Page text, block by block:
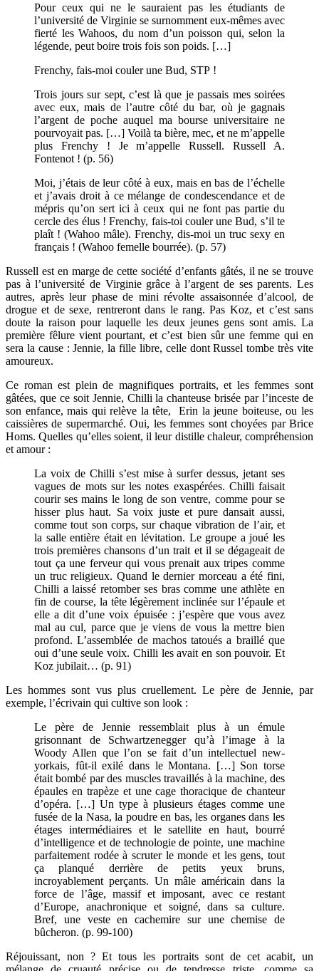
Pour ceux qui ne le sauraient pas les étudiants de
l’université de Virginie se surnomment eux-mêmes avec
fierté les Wahoos, du nom d’un poisson qui, selon la
légende, peut boire trois fois son poids. […]
Frenchy, fais-moi couler une Bud, STP !
Trois jours sur sept, c’est là que je passais mes soirées
avec eux, mais de l’autre côté du bar, où je gagnais
l’argent de poche auquel ma bourse universitaire ne
pourvoyait pas. […] Voilà ta bière, mec, et ne m’appelle
plus Frenchy ! Je m’appelle Russell. Russell A.
Fontenot ! (p. 56)
Moi, j’étais de leur côté à eux, mais en bas de l’échelle
et j’avais droit à ce mélange de condescendance et de
mépris qu’on sert ici à ceux qui ne font pas partie du
cercle des élus ! Frenchy, fais-toi couler une Bud, s’il te
plaît ! (Wahoo mâle). Frenchy, dis-moi un truc sexy en
français ! (Wahoo femelle bourrée). (p. 57)
Russell est en marge de cette société d’enfants gâtés, il ne se trouve
pas à l’université de Virginie grâce à l’argent de ses parents. Les
autres, après leur phase de mini révolte assaisonnée d’alcool, de
drogue et de sexe, rentreront dans le rang. Pas Koz, et c’est sans
doute la raison pour laquelle les deux jeunes gens sont amis. La
première fêlure vient pourtant, et c’est bien sûr une femme qui en
sera la cause : Jennie, la fille libre, celle dont Russel tombe très vite
amoureux.
Ce roman est plein de magnifiques portraits, et les femmes sont
gâtées, que ce soit Jennie, Chilli la chanteuse brisée par l’inceste de
son enfance, mais qui relève la tête, Erin la jeune boiteuse, ou les
caissières de supermarché. Oui, les femmes sont choyées par Brice
Homs. Quelles qu’elles soient, il leur distille chaleur, compréhension
et amour :
La voix de Chilli s’est mise à surfer dessus, jetant ses
vagues de mots sur les notes exaspérées. Chilli faisait
courir ses mains le long de son ventre, comme pour se
hisser plus haut. Sa voix juste et pure dansait aussi,
comme tout son corps, sur chaque vibration de l’air, et
la salle entière était en lévitation. Le groupe a joué les
trois premières chansons d’un trait et il se dégageait de
tout ça une ferveur qui vous prenait aux tripes comme
un truc religieux. Quand le dernier morceau a été fini,
Chilli a laissé retomber ses bras comme une athlète en
fin de course, la tête légèrement inclinée sur l’épaule et
elle a dit d’une voix épuisée : j’espère que vous avez
mal au cul, parce que je viens de vous la mettre bien
profond. L’assemblée de machos tatoués a braillé que
oui d’une seule voix. Chilli les avait en son pouvoir. Et
Koz jubilait… (p. 91)
Les hommes sont vus plus cruellement. Le père de Jennie, par
exemple, l’écrivain qui cultive son look :
Le père de Jennie ressemblait plus à un émule
grisonnant de Schwartzenegger qu’à l’image à la
Woody Allen que l’on se fait d’un intellectuel new-
yorkais, fût-il exilé dans le Montana. […] Son torse
était bombé par des muscles travaillés à la machine, des
épaules en trapèze et une cage thoracique de chanteur
d’opéra. […] Un type à plusieurs étages comme une
fusée de la Nasa, la poudre en bas, les organes dans les
étages intermédiaires et le satellite en haut, bourré
d’intelligence et de technologie de pointe, une machine
parfaitement rodée à scruter le monde et les gens, tout
ça planqué derrière de petits yeux bruns,
incroyablement perçants. Un mâle américain dans la
force de l’âge, massif et imposant, avec ce restant
d’Europe, anachronique et soigné, dans sa culture.
Bref, une veste en cachemire sur une chemise de
bûcheron. (p. 99-100)
Réjouissant, non ? Et tous les portraits sont de cet acabit, un